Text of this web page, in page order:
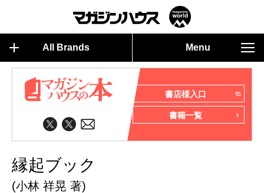
All Brands Menu
書店様入口
書籍一覧
縁起ブック
(小林 祥晃 著)